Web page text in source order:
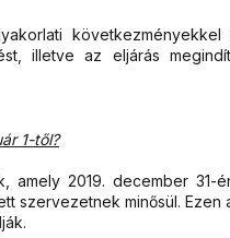
illetve az eljárás
1-től?
2019. december 31-
minősül. Ezen